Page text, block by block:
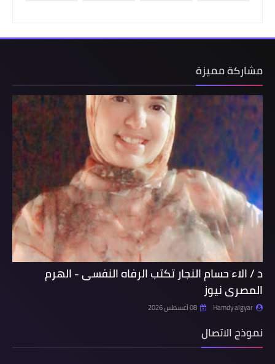
مشاركة مميزة
د / الاء حسام النجار تكتب الرفاه النفسى - الهرم
المصرى نيوز
Hamdy algyar 08 أغسطس 2026
نموذج الاتصال